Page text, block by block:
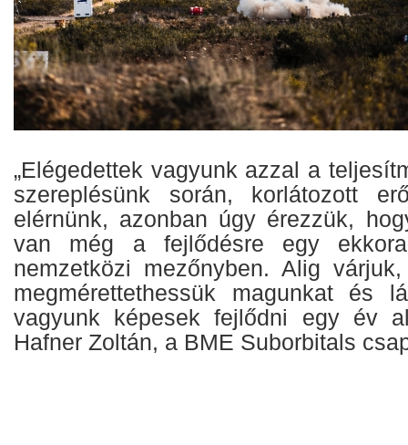
„Elégedettek vagyunk azzal a
szereplésünk során, korlátozott
elérnünk, azonban úgy érezzük,
van még a fejlődésre egy
nemzetközi mezőnyben. Alig
megmérettethessük magunkat és
vagyunk képesek fejlődni egy év
Hafner Zoltán, a BME Suborbitals